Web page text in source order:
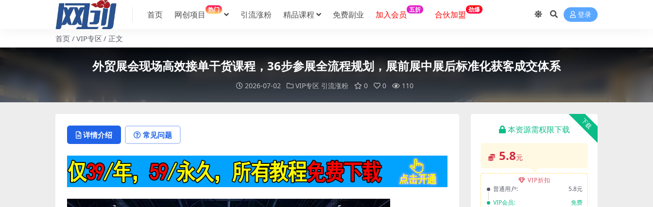
首页 网创项目 热门 引流涨粉 精品课程 免费副业 加入会员 五折 合伙加盟 劲爆
登录
首页 VIP专区 正文
外贸展会现场高效接单干货课程，36步参展全流程规划，展前展中展后标准化获客成交体系
2026-07-02 VIP专区 引流涨粉 0 0 110
详情介绍 常见问题
下载
本资源需权限下载
5.8元
VIP折扣
普通用户:
5.8元
VIP会员:
免费